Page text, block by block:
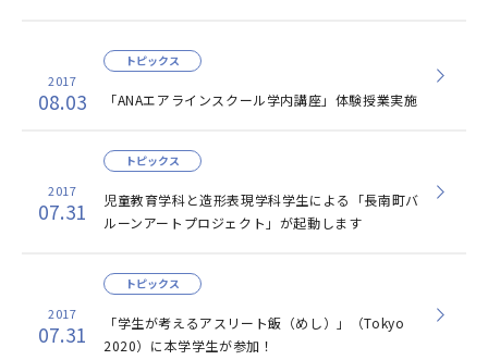
2017
08.03 「ANAエアラインスクール学内講座」体験授業実施
トピックス
2017
07.31
児童教育学科と造形表現学科学生による「長南町バ
ルーンアートプロジェクト」が起動します
トピックス
2017
07.31
「学生が考えるアスリート飯（めし）」（Tokyo
2020）に本学学生が参加！
トピックス